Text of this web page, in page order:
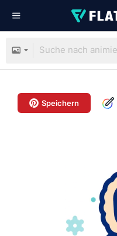
Speichern